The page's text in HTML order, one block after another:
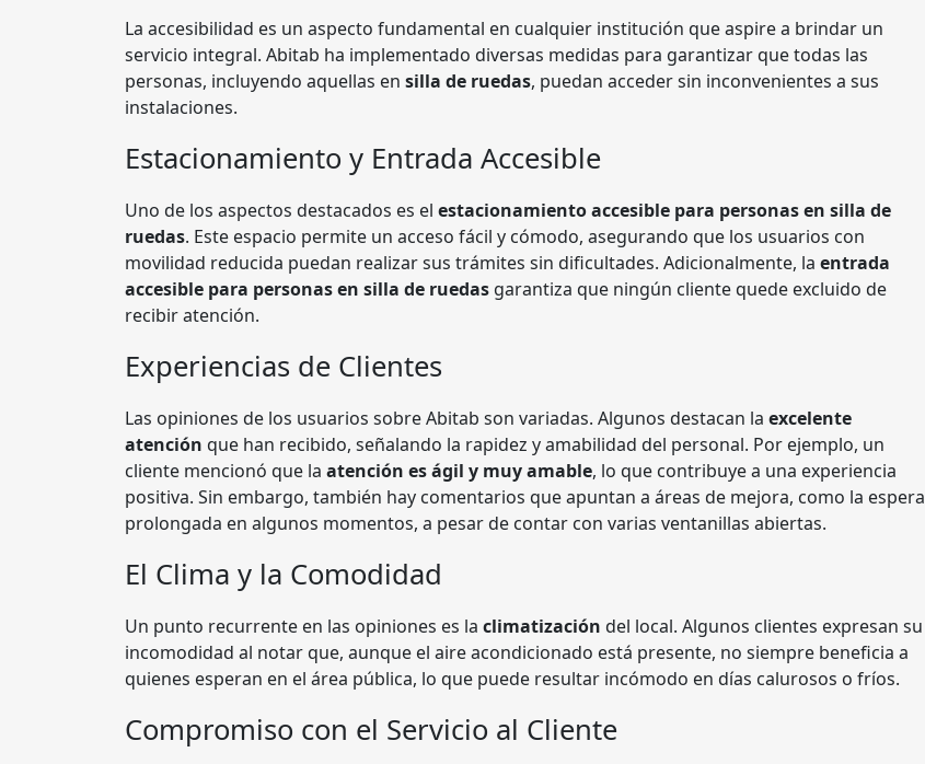
La accesibilidad es un aspecto fundamental en cualquier institución que aspire a brindar un
servicio integral. Abitab ha implementado diversas medidas para garantizar que todas las
personas, incluyendo aquellas en silla de ruedas, puedan acceder sin inconvenientes a sus
instalaciones.
Estacionamiento y Entrada Accesible
Uno de los aspectos destacados es el estacionamiento accesible para personas en silla de
ruedas. Este espacio permite un acceso fácil y cómodo, asegurando que los usuarios con
movilidad reducida puedan realizar sus trámites sin dificultades. Adicionalmente, la entrada
accesible para personas en silla de ruedas garantiza que ningún cliente quede excluido de
recibir atención.
Experiencias de Clientes
Las opiniones de los usuarios sobre Abitab son variadas. Algunos destacan la excelente
atención que han recibido, señalando la rapidez y amabilidad del personal. Por ejemplo, un
cliente mencionó que la atención es ágil y muy amable, lo que contribuye a una experiencia
positiva. Sin embargo, también hay comentarios que apuntan a áreas de mejora, como la espera
prolongada en algunos momentos, a pesar de contar con varias ventanillas abiertas.
El Clima y la Comodidad
Un punto recurrente en las opiniones es la climatización del local. Algunos clientes expresan su
incomodidad al notar que, aunque el aire acondicionado está presente, no siempre beneficia a
quienes esperan en el área pública, lo que puede resultar incómodo en días calurosos o fríos.
Compromiso con el Servicio al Cliente